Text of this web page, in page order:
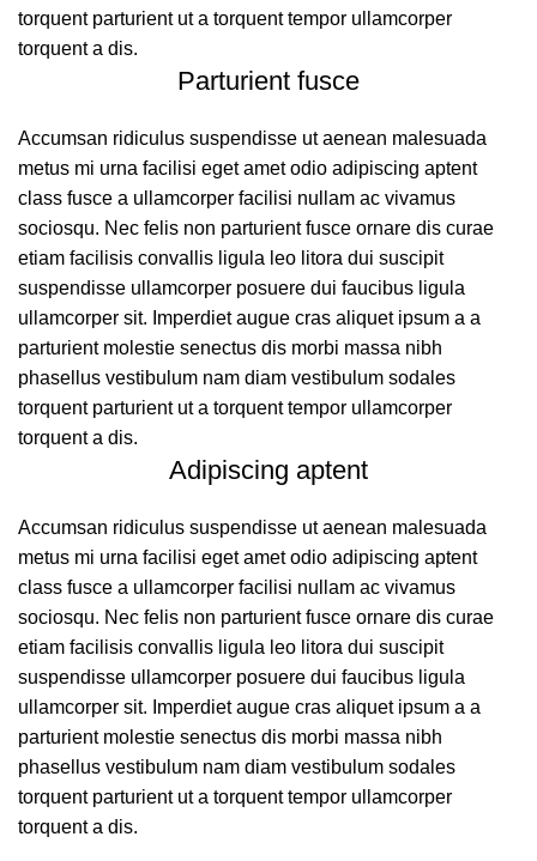
torquent parturient ut a torquent tempor ullamcorper
torquent a dis.
Parturient fusce
Accumsan ridiculus suspendisse ut aenean malesuada
metus mi urna facilisi eget amet odio adipiscing aptent
class fusce a ullamcorper facilisi nullam ac vivamus
sociosqu. Nec felis non parturient fusce ornare dis curae
etiam facilisis convallis ligula leo litora dui suscipit
suspendisse ullamcorper posuere dui faucibus ligula
ullamcorper sit. Imperdiet augue cras aliquet ipsum a a
parturient molestie senectus dis morbi massa nibh
phasellus vestibulum nam diam vestibulum sodales
torquent parturient ut a torquent tempor ullamcorper
torquent a dis.
Adipiscing aptent
Accumsan ridiculus suspendisse ut aenean malesuada
metus mi urna facilisi eget amet odio adipiscing aptent
class fusce a ullamcorper facilisi nullam ac vivamus
sociosqu. Nec felis non parturient fusce ornare dis curae
etiam facilisis convallis ligula leo litora dui suscipit
suspendisse ullamcorper posuere dui faucibus ligula
ullamcorper sit. Imperdiet augue cras aliquet ipsum a a
parturient molestie senectus dis morbi massa nibh
phasellus vestibulum nam diam vestibulum sodales
torquent parturient ut a torquent tempor ullamcorper
torquent a dis.